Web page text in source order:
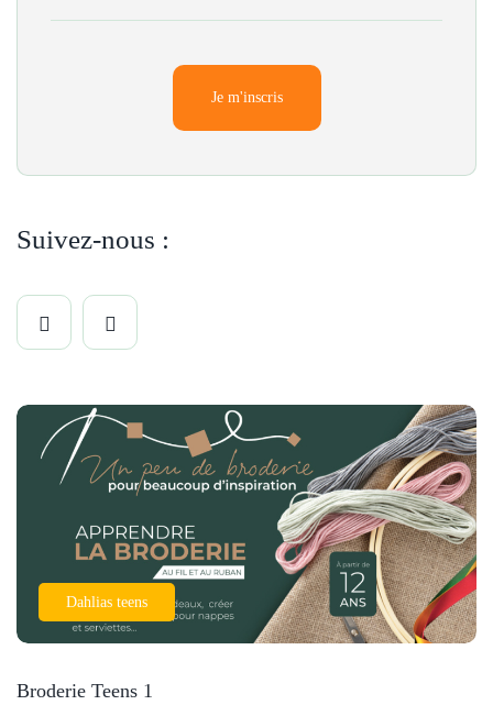
Je m'inscris
Suivez-nous :
Dahlias teens
Broderie Teens 1